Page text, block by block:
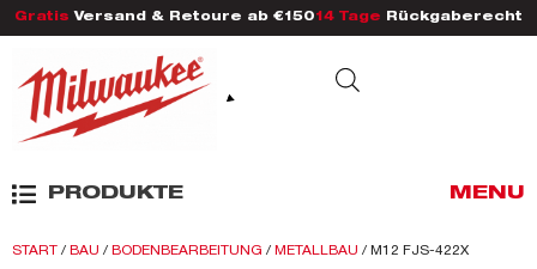
Gratis Versand & Retoure ab €150 14 Tage Rückgaberecht
PRODUKTE MENU
START / BAU / BODENBEARBEITUNG / METALLBAU / M12 FJS-422X